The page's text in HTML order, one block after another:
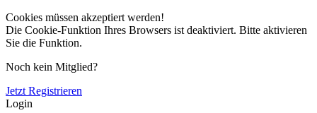
Cookies müssen akzeptiert werden!
Die Cookie-Funktion Ihres Browsers ist deaktiviert. Bitte aktivieren
Sie die Funktion.
Noch kein Mitglied?
Jetzt Registrieren
Login